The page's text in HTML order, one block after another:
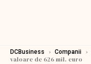
DCBusiness › Companii ›
valoare de 626 mil. euro